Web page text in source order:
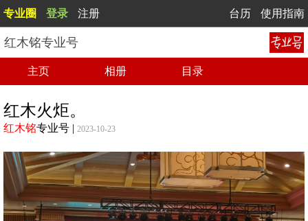
专业圈 登录 注册 台历 使用指南
红木铭专业号
主页 相册 目录
红木火炬。
红木铭专业号 | 2023-10-23